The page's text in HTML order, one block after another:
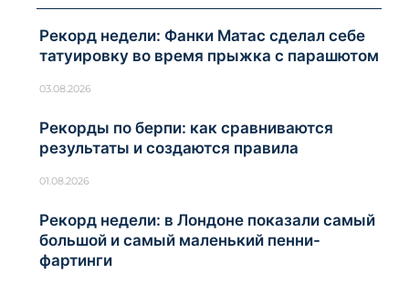
Рекорд недели: Фанки Матас сделал себе
татуировку во время прыжка с парашютом
03.08.2026
Рекорды по берпи: как сравниваются
результаты и создаются правила
01.08.2026
Рекорд недели: в Лондоне показали самый
большой и самый маленький пенни-
фартинги